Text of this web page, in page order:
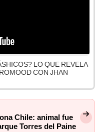
LO QUE REVELA
CON JHAN
Chile: animal fue
Torres del Paine